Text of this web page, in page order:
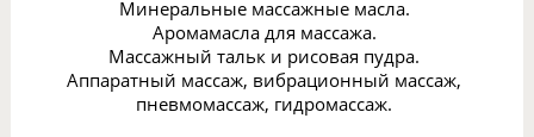
Минеральные массажные масла.
Аромамасла для массажа.
Массажный тальк и рисовая пудра.
Аппаратный массаж, вибрационный массаж,
пневмомассаж, гидромассаж.